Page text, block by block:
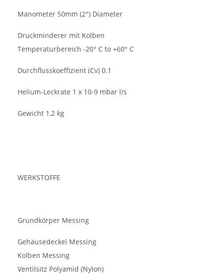
Manometer 50mm (2") Diameter
Druckminderer mit Kolben
Temperaturbereich -20° C to +60° C
Durchflusskoeffizient (Cv) 0.1
Helium-Leckrate 1 x 10-9 mbar l/s
Gewicht 1,2 kg
WERKSTOFFE
Grundkörper Messing
Gehäusedeckel Messing
Kolben Messing
Ventilsitz Polyamid (Nylon)